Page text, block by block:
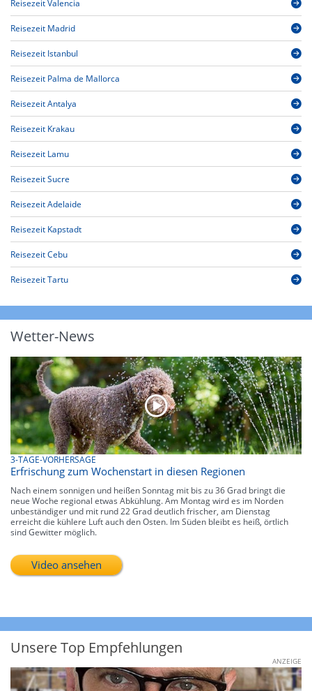
Reisezeit Valencia
Reisezeit Madrid
Reisezeit Istanbul
Reisezeit Palma de Mallorca
Reisezeit Antalya
Reisezeit Krakau
Reisezeit Lamu
Reisezeit Sucre
Reisezeit Adelaide
Reisezeit Kapstadt
Reisezeit Cebu
Reisezeit Tartu
Wetter-News
3-TAGE-VORHERSAGE
Erfrischung zum Wochenstart in diesen Regionen
Nach einem sonnigen und heißen Sonntag mit bis zu 36 Grad bringt die
neue Woche regional etwas Abkühlung. Am Montag wird es im Norden
unbeständiger und mit rund 22 Grad deutlich frischer, am Dienstag
erreicht die kühlere Luft auch den Osten. Im Süden bleibt es heiß, örtlich
sind Gewitter möglich.
Video ansehen
Unsere Top Empfehlungen
ANZEIGE